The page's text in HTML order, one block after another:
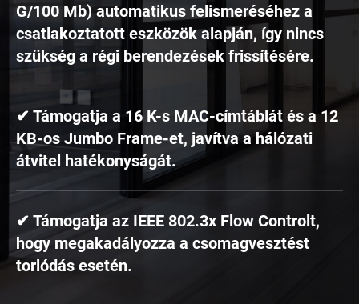
G/100 Mb) automatikus felismeréséhez a
csatlakoztatott eszközök alapján, így nincs
szükség a régi berendezések frissítésére.
✔ Támogatja a 16 K-s MAC-címtáblát és a 12
KB-os Jumbo Frame-et, javítva a hálózati
átvitel hatékonyságát.
✔ Támogatja az IEEE 802.3x Flow Controlt,
hogy megakadályozza a csomagvesztést
torlódás esetén.